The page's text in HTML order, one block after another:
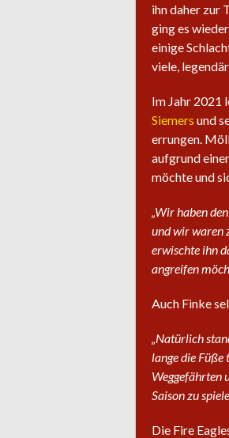
ihn daher zur
ging es
einige
viele,
Im Jahr 2021
Siemers und
errungen.
aufgrund
möchte und
„Wir haben
und wir waren
erwischte ihn
angreifen
Auch Finke
„Natürlich
lange die
Weggefährten
Saison zu
Die Fire